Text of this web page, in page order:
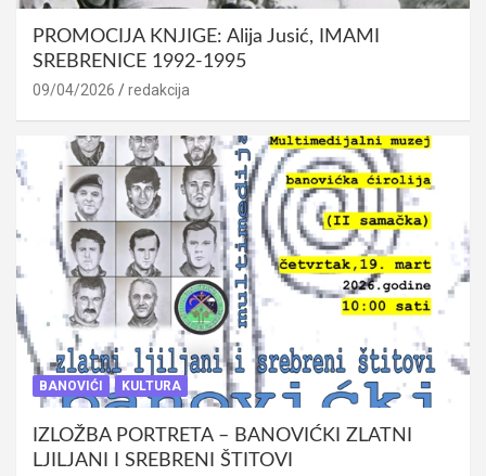
PROMOCIJA KNJIGE: Alija Jusić, IMAMI
SREBRENICE 1992-1995
09/04/2026 redakcija
BANOVIĆI KULTURA
IZLOŽBA PORTRETA – BANOVIĆKI ZLATNI
LJILJANI I SREBRENI ŠTITOVI